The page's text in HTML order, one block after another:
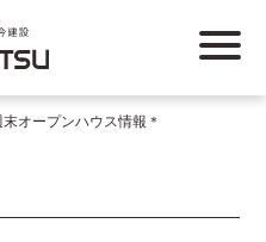
末オープンハウス情報＊